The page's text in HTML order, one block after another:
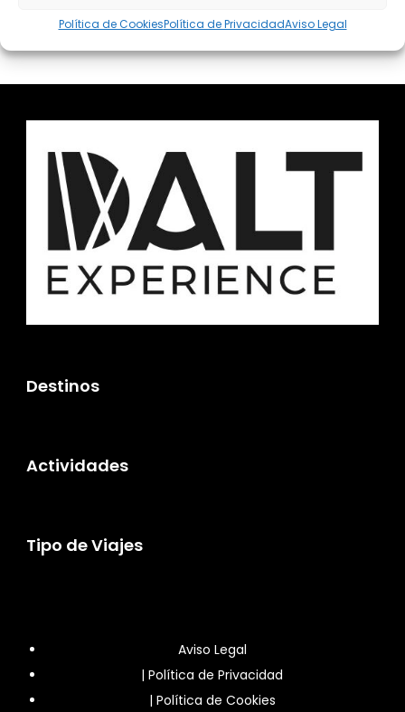
Política de CookiesPolítica de PrivacidadAviso Legal
Destinos
Actividades
Tipo de Viajes
Aviso Legal
| Política de Privacidad
| Política de Cookies